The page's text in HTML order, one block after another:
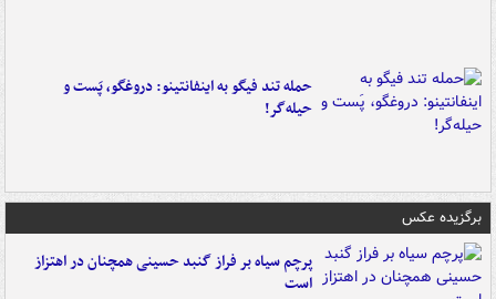
حمله تند فیگو به اینفانتینو: دروغگو، پَست‌ و
حیله‌گر!
برگزیده عکس
پرچم سیاه بر فراز گنبد حسینی همچنان در اهتزاز
است